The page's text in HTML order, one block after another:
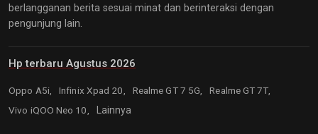
berlangganan berita sesuai minat dan berinteraksi dengan
pengunjung lain.
Hp terbaru Agustus 2026
Oppo A5i, Infinix Xpad 20, Realme GT 7 5G,
Realme GT 7T,
Vivo iQOO Neo 10,
Lainnya